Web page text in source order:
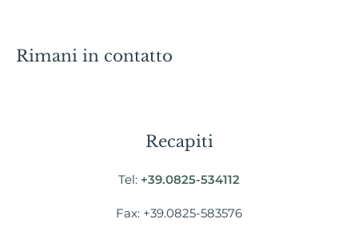
Rimani in contatto
Recapiti
Tel: +39.0825-534112
Fax: +39.0825-583576